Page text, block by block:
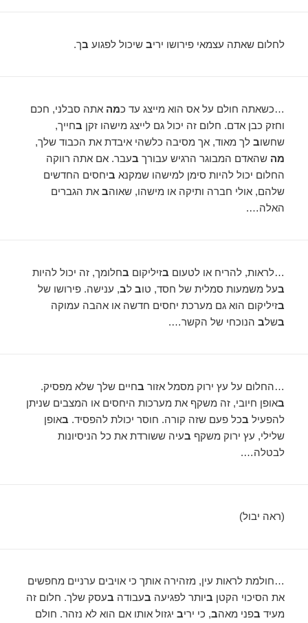
לחלום שאתה עצמאי פירושו יריב שיכול לפגוע בך.
…כשאתה חולם על אס הוא מייצג עד כמה אתה סבלני, חכם
וחזק כבן אדם. חלום זה יכול גם לייצג מישהו זקן בחייך,
שחשוב לך מאוד, אך מסיבה כלשהי איבדת את הכבוד שלך,
מה שהאדם המבוגר הרגיש עבורך בעבר. אם אתה רווקה
החלום יכול להיות סימן למישהו שמקנא ביחסים החדשים
שלהם, אולי חברה ותיקה או מישהו, שאוהב את הגברים
האלה….
…לראות, להריח או לטעום בזיליקום בחלומך, זה יכול להיות
בעל משמעות סמלית של חסד, טוב לב, ענישה. פירושו של
בזיליקום הוא גם מערכת יחסים חדשה או אהבה עמוקה
בשלב הנוכחי של הקשר….
…החלום על עץ ירוק מסמל אזור בחיים שלך שלא מפסיק.
באופן חיובי, זה משקף את מערכות היחסים או המצבים שניתן
להפעיל בכל פעם שזה קורה. חוסר יכולת להפסיד. באופן
שלילי, עץ ירוק משקף בעיה ששורדת את כל הניסיונות
לבטלה….
(ראה יבול)
…חולמת לראות עין, מזהירה אותך כי אויבים ערניים מחפשים
את הסיכוי הקטן ביותר לפגיעה בעבודה בעסק שלך. חלום זה
מעיד בפני מאהב, כי יריב יגזול אותו אם הוא לא נזהר. חולם